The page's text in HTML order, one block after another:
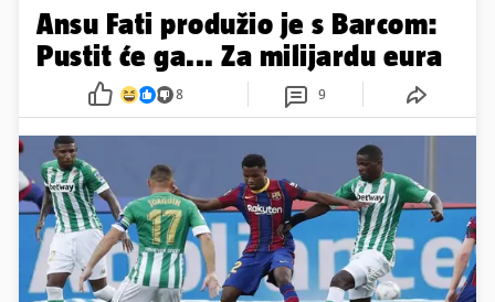
Ansu Fati produžio je s Barcom:
Pustit će ga... Za milijardu eura
8 9